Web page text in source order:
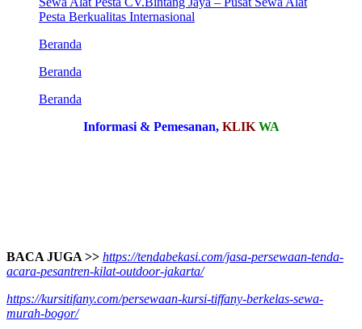
Pesta Berkualitas Internasional
Beranda
Beranda
Beranda
Informasi & Pemesanan, KLIK WA
BACA JUGA >> https://tendabekasi.com/jasa-persewaan-tenda-
acara-pesantren-kilat-outdoor-jakarta/
https://kursitifany.com/persewaan-kursi-tiffany-berkelas-sewa-
murah-bogor/